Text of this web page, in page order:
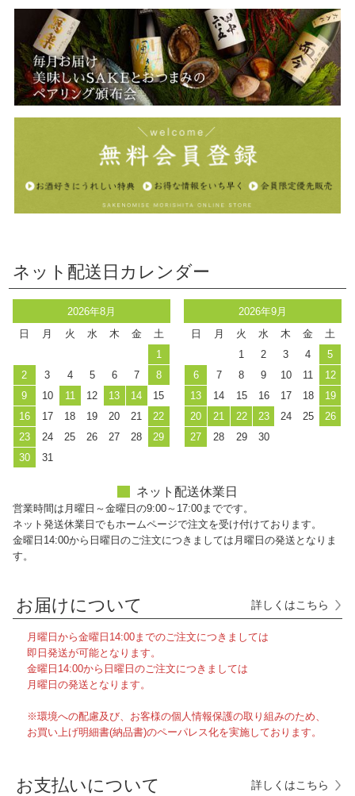
ネット配送日カレンダー
2026年8月
日
月 火 水 木 金
土
1
2
3 4 5 6 7
8
9
10 11 12 13 14
15
16
17 18 19 20 21
22
23
24 25 26 27 28
29
30
31
2026年9月
日
月 火 水 木 金
土
1
2 3 4
5
6
7 8 9 10 11
12
13
14 15 16 17 18
19
20
21 22 23 24 25
26
27
28 29 30
ネット配送休業日
営業時間は月曜日～金曜日の9:00～17:00までです。
ネット発送休業日でもホームページで注文を受け付けております。
金曜日14:00から日曜日のご注文につきましては月曜日の発送となりま
す。
お届けについて 詳しくはこちら
月曜日から金曜日14:00までのご注文につきましては
即日発送が可能となります。
金曜日14:00から日曜日のご注文につきましては
月曜日の発送となります。
※環境への配慮及び、お客様の個人情報保護の取り組みのため、
お買い上げ明細書(納品書)のペーパレス化を実施しております。
お支払いについて 詳しくはこちら